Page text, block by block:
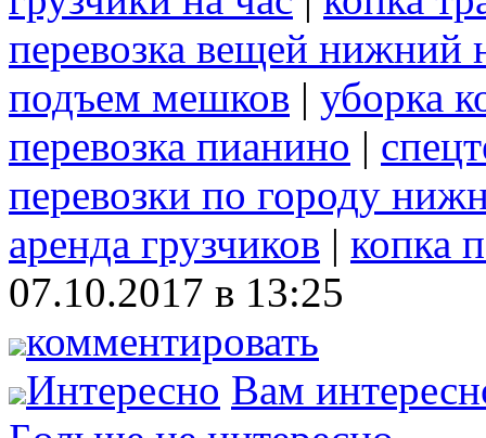
перевозка вещей нижний
подъем мешков | уборка
перевозка пианино |
перевозки по городу
аренда грузчиков | копка
07.10.2017 в 13:25
комментировать
Интересно Вам